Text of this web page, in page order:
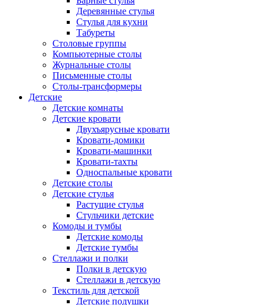
Деревянные стулья
Стулья для кухни
Табуреты
Столовые группы
Компьютерные столы
Журнальные столы
Письменные столы
Столы-трансформеры
Детские
Детские комнаты
Детские кровати
Двухъярусные кровати
Кровати-домики
Кровати-машинки
Кровати-тахты
Односпальные кровати
Детские столы
Детские стулья
Растущие стулья
Стульчики детские
Комоды и тумбы
Детские комоды
Детские тумбы
Стеллажи и полки
Полки в детскую
Стеллажи в детскую
Текстиль для детской
Детские подушки